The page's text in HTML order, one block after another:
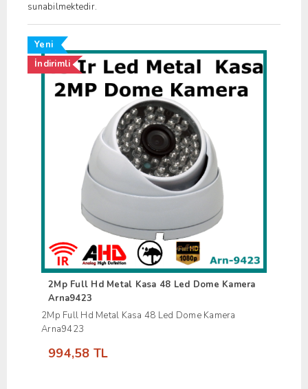
sunabilmektedir.
2Mp Full Hd Metal Kasa 48 Led Dome Kamera
Arna9423
2Mp Full Hd Metal Kasa 48 Led Dome Kamera
Arna9423
994,58 TL
Yeni
İndirimli